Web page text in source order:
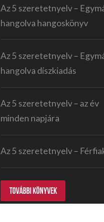
Az 5 szeretetnyelv –
hangolva hangoskönyv
Az 5 szeretetnyelv –
hangolva díszkiadás
Az 5 szeretetnyelv – az év
minden napjára
Az 5 szeretetnyelv –
TOVÁBBI KÖNYVEK